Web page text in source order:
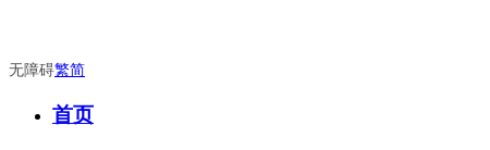
无障碍繁简
首页